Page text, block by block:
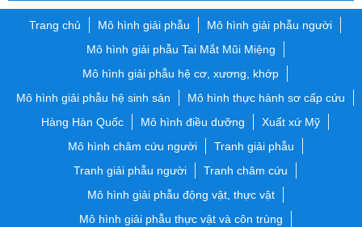
Trang chủ Mô hình giải phẫu
Mô hình giải phẫu người
Mô hình giải phẫu Tai Mắt Mũi Miệng
Mô hình giải phẫu hệ cơ, xương, khớp
Mô hình giải phẫu hệ sinh sản
Mô hình thực hành sơ cấp cứu
Hàng Hàn Quốc
Mô hình điều dưỡng
Xuất xứ Mỹ
Mô hình châm cứu người
Tranh giải phẫu
Tranh giải phẫu người
Tranh châm cứu
Mô hình giải phẫu động vật, thực vật
Mô hình giải phẫu thực vật và côn trùng